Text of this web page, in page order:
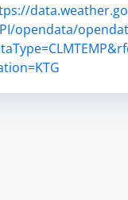
opendata/